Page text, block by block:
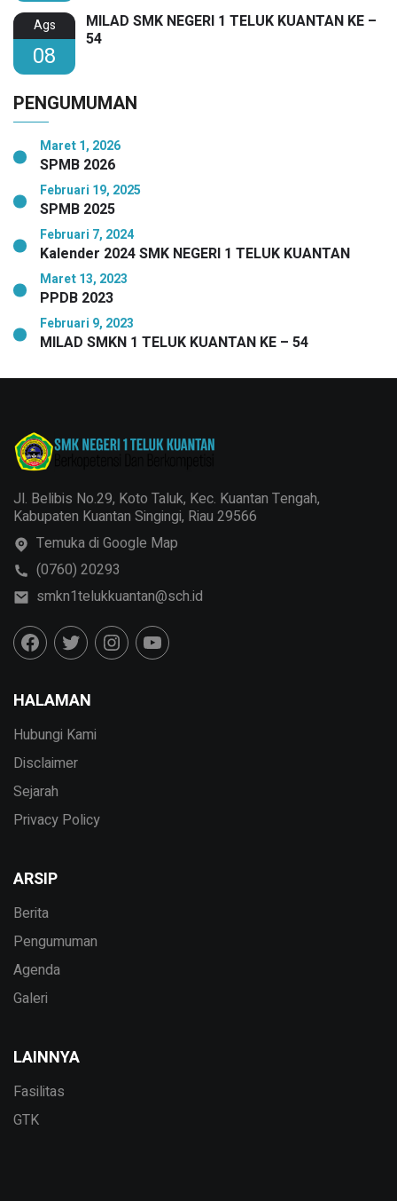
Ags
08
MILAD SMK NEGERI 1 TELUK KUANTAN KE –
54
PENGUMUMAN
Maret 1, 2026
SPMB 2026
Februari 19, 2025
SPMB 2025
Februari 7, 2024
Kalender 2024 SMK NEGERI 1 TELUK KUANTAN
Maret 13, 2023
PPDB 2023
Februari 9, 2023
MILAD SMKN 1 TELUK KUANTAN KE – 54
Jl. Belibis No.29, Koto Taluk, Kec. Kuantan Tengah,
Kabupaten Kuantan Singingi, Riau 29566
Temuka di Google Map
(0760) 20293
smkn1telukkuantan@sch.id
HALAMAN
Hubungi Kami
Disclaimer
Sejarah
Privacy Policy
ARSIP
Berita
Pengumuman
Agenda
Galeri
LAINNYA
Fasilitas
GTK